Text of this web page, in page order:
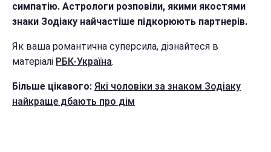
симпатію. Астрологи розповіли, якими якостями
знаки Зодіаку найчастіше підкорюють партнерів.
Як ваша романтична суперсила, дізнайтеся в
матеріалі РБК-Україна.
Більше цікавого: Які чоловіки за знаком Зодіаку
найкраще дбають про дім